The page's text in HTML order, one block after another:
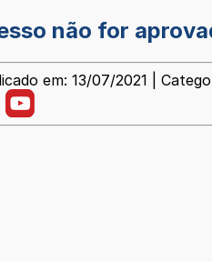
não for
em: 13/07/2021 |